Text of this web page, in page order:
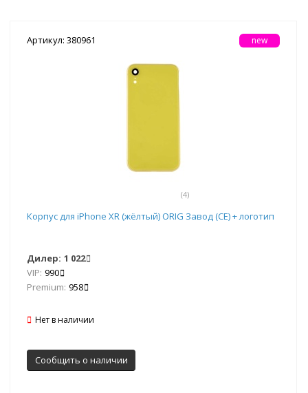
Артикул: 380961
(4)
new
Корпус для iPhone XR (жёлтый) ORIG Завод (CE) + логотип
Дилер: 1 022
VIP: 990
Premium: 958
Нет в наличии
Сообщить о наличии